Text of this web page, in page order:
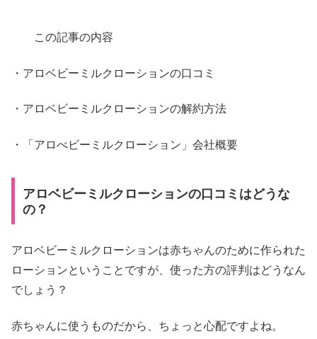
この記事の内容
・アロベビーミルクローションの口コミ
・アロベビーミルクローションの解約方法
・「アロべビーミルクローション」会社概要
アロベビーミルクローションの口コミはどうな
の？
アロベビーミルクローションは赤ちゃんのために作られた
ローションということですが、使った方の評判はどうなん
でしょう？
赤ちゃんに使うものだから、ちょっと心配ですよね。